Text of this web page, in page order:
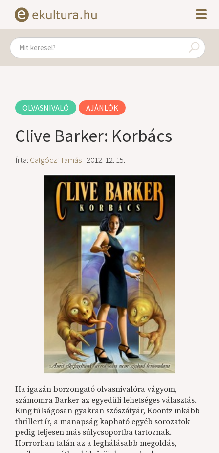
OLVASNIVALÓ AJÁNLÓK
Clive Barker: Korbács
Írta: Galgóczi Tamás| 2012. 12. 15.
Ha igazán borzongató olvasnivalóra vágyom,
számomra Barker az egyedüli lehetséges választás.
King túlságosan gyakran szószátyár, Koontz inkább
thrillert ír, a manapság kapható egyéb sorozatok
pedig teljesen más súlycsoportba tartoznak.
Horrorban talán az a leghálásabb megoldás,